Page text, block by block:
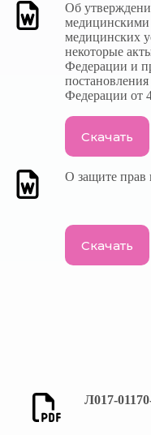
Об
медицинскими
медицинских
некоторые
Федерации и
Федерации от
Скачать
О защите прав
Скачать
Л017-